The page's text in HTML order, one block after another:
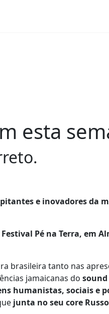
esta
e inovadores da
Festival Pé na Terra, em
brasileira tanto nas
jamaicanas do sound
humanistas, sociais e
junta no seu core